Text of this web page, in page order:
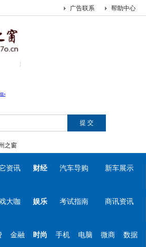
帮助中心
广告联系
之窗
资讯 财经 汽车导购 新车展示
大咖 娱乐 考试指南 商讯资讯
金融 时尚 手机 电脑 微商 数据